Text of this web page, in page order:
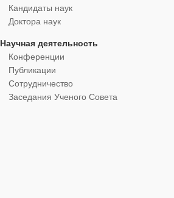
Кандидаты наук
Доктора наук
Научная деятельность
Конференции
Публикации
Сотрудничество
Заседания Ученого Совета